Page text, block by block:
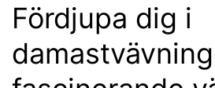
Fördjupa dig i